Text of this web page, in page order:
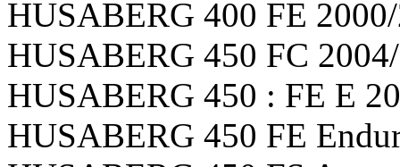
HUSABERG 400 FE 2000/
HUSABERG 450 FC
HUSABERG 450 : FE E
HUSABERG 450 FE